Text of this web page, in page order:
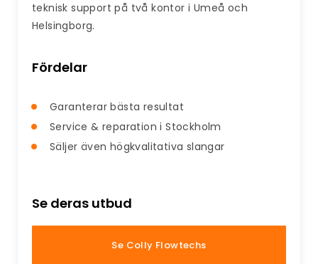
teknisk support på två kontor i Umeå och
Helsingborg.
Fördelar
Garanterar bästa resultat
Service & reparation i Stockholm
Säljer även högkvalitativa slangar
Se deras utbud
Se Colly Flowtechs